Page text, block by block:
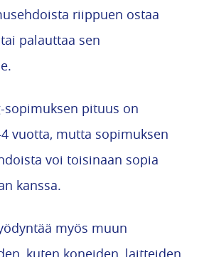
riippuen ostaa
palauttaa sen
sopimuksen pituus on
vuotta, mutta sopimuksen
voi toisinaan sopia
kanssa.
myös muun